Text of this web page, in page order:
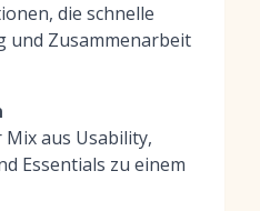
die schnelle
und Zusammenarbeit
aus Usability,
Essentials zu einem